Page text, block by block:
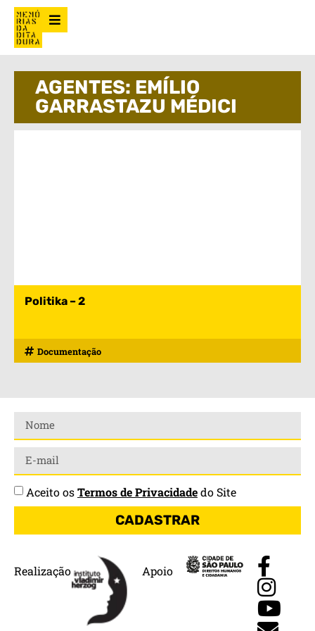
AGENTES: EMÍLIO
GARRASTAZU MÉDICI
Politika – 2
Documentação
Realização Apoio
Aceito osTermos de Privacidadedo Site
CADASTRAR